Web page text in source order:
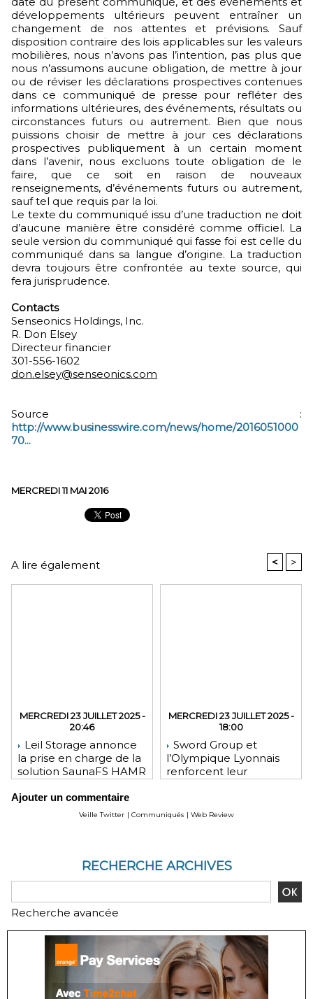
développements ultérieurs peuvent entraîner un
changement de nos attentes et prévisions. Sauf
disposition contraire des lois applicables sur les valeurs
mobilières, nous n’avons pas l’intention, pas plus que
nous n’assumons aucune obligation, de mettre à jour
ou de réviser les déclarations prospectives contenues
dans ce communiqué de presse pour refléter des
informations ultérieures, des événements, résultats ou
circonstances futurs ou autrement. Bien que nous
puissions choisir de mettre à jour ces déclarations
prospectives publiquement à un certain moment
dans l’avenir, nous excluons toute obligation de le
faire, que ce soit en raison de nouveaux
renseignements, d’événements futurs ou autrement,
sauf tel que requis par la loi.
Le texte du communiqué issu d’une traduction ne doit
d’aucune manière être considéré comme officiel. La
seule version du communiqué qui fasse foi est celle du
communiqué dans sa langue d’origine. La traduction
devra toujours être confrontée au texte source, qui
fera jurisprudence.
Contacts
Senseonics Holdings, Inc.
R. Don Elsey
Directeur financier
301-556-1602
don.elsey@senseonics.com
Source :
http://www.businesswire.com/news/home/2016051000
70...
MERCREDI 11 MAI 2016
A lire également < >
MERCREDI 23 JUILLET 2025 -
20:46
Leil Storage annonce
la prise en charge de la
solution SaunaFS HAMR
stockage accrue lors
des déploiements sur
MERCREDI 23 JUILLET 2025 -
18:00
Sword Group et
l’Olympique Lyonnais
renforcent leur
Ajouter un commentaire
Veille Twitter | Communiqués | Web Review
RECHERCHE ARCHIVES
Recherche avancée